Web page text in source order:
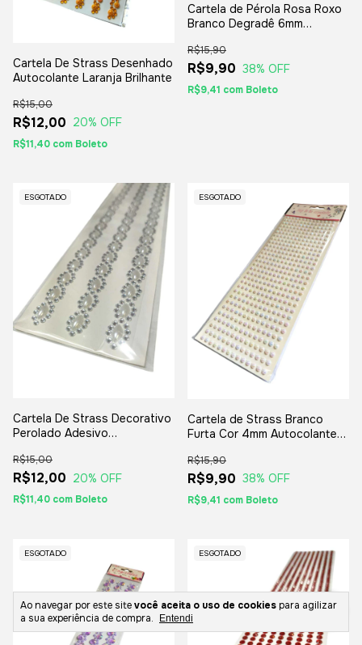
Ao navegar por este sitevocê aceita o uso de cookies para agilizar
a sua experiência de compra.
Entendi
Cartela De Strass Desenhado
Autocolante Laranja Brilhante
R$12,00
R$15,00
20% OFF
R$11,40 com Boleto
Cartela de Pérola Rosa Roxo
Branco Degradê 6mm
R$9,90
R$15,90
38% OFF
R$9,41 com Boleto
ESGOTADO
Cartela De Strass Decorativo
Perolado Adesivo
R$12,00
R$15,00
20% OFF
R$11,40 com Boleto
ESGOTADO
Cartela de Strass Branco
Furta Cor 4mm Autocolante
R$9,90
R$15,90
38% OFF
R$9,41 com Boleto
ESGOTADO ESGOTADO